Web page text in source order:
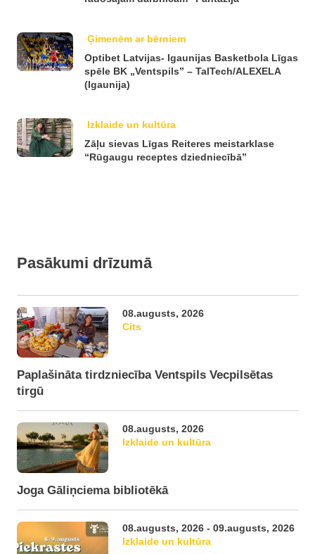
Ģimenēm ar bērniem
Optibet Latvijas- Igaunijas Basketbola Līgas
spēle BK „Ventspils” – TalTech/ALEXELA
(Igaunija)
Izklaide un kultūra
Zāļu sievas Līgas Reiteres meistarklase
“Rūgaugu receptes dziedniecībā”
Pasākumi drīzumā
08.augusts, 2026
Cits
Paplašināta tirdzniecība Ventspils Vecpilsētas
tirgū
08.augusts, 2026
Izklaide un kultūra
Joga Gāliņciema bibliotēkā
08.augusts, 2026 - 09.augusts, 2026
Izklaide un kultūra